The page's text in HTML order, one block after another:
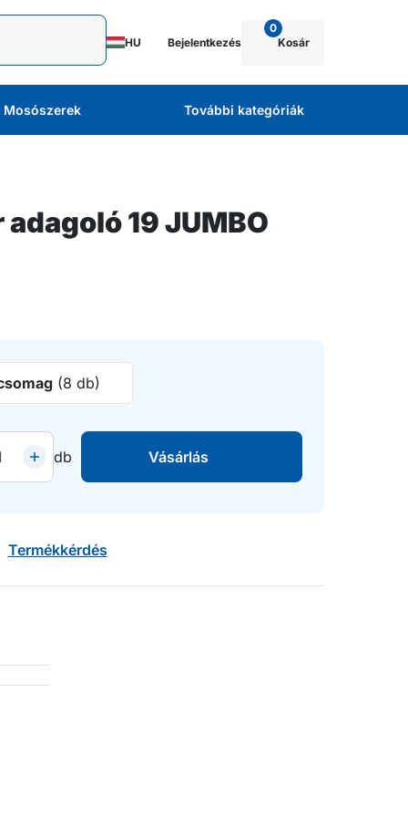
HU Bejelentkezés
0
Kosár
Mosószerek További kategóriák
19 JUMBO
(8 db)
db Vásárlás
Termékkérdés